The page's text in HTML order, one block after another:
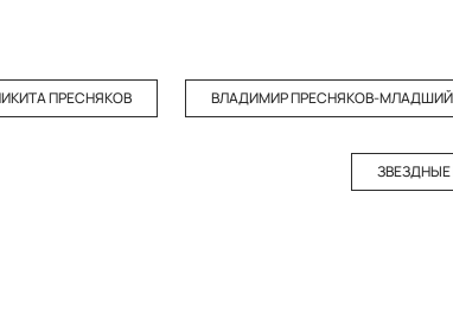
ПРЕСНЯКОВ ВЛАДИМИР ПРЕСНЯКОВ-МЛАДШИЙ